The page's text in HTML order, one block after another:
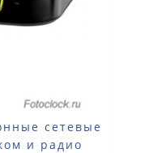
сетевые
и радио